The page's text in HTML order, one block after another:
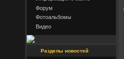
Форум
Фотоальбомы
Видео
Разделы новостей